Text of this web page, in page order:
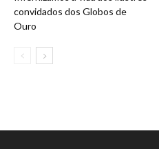
convidados dos Globos de
Ouro